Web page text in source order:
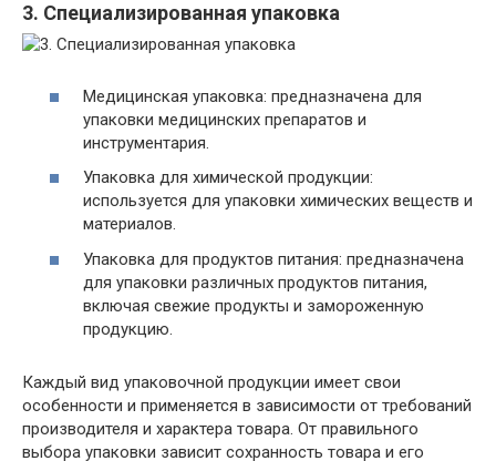
3. Специализированная упаковка
Медицинская упаковка: предназначена для
упаковки медицинских препаратов и
инструментария.
Упаковка для химической продукции:
используется для упаковки химических веществ и
материалов.
Упаковка для продуктов питания: предназначена
для упаковки различных продуктов питания,
включая свежие продукты и замороженную
продукцию.
Каждый вид упаковочной продукции имеет свои
особенности и применяется в зависимости от требований
производителя и характера товара. От правильного
выбора упаковки зависит сохранность товара и его